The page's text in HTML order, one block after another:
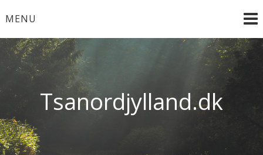
toMENU
Tsanordjylland.dk